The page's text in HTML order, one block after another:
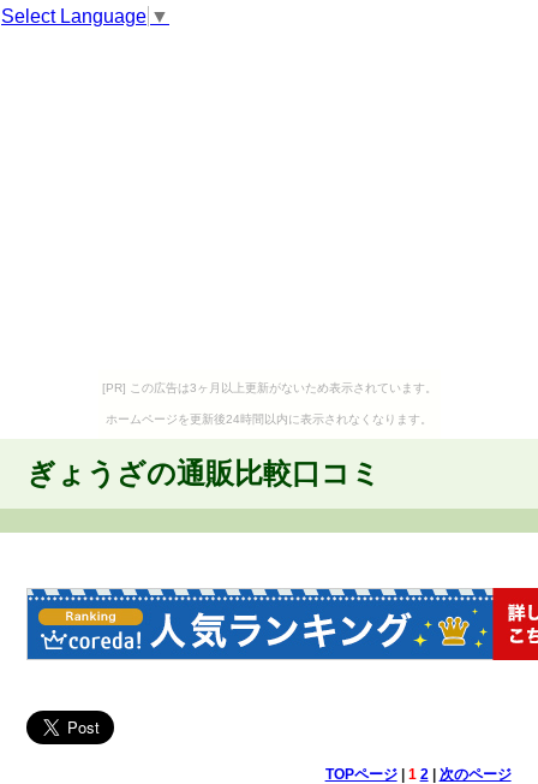
Select Language ▼
[PR] この広告は3ヶ月以上更新がないため表示されています。
ホームページを更新後24時間以内に表示されなくなります。
ぎょうざの通販比較口コミ
TOPページ| 1 2| 次のページ